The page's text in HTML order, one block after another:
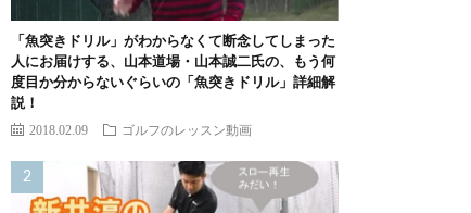
「魚突きドリル」がわからなくて断念してしまった
人にお届けする、山本道場・山本誠二氏の、もう何
度目か分からないぐらいの「魚突きドリル」詳細解
説！
2018.02.09 ゴルフのレッスン動画